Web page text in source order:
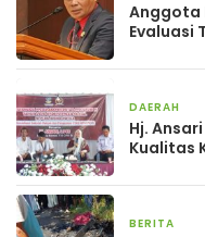
Anggota
Evaluasi
DAERAH
Hj.
Kualitas
BERITA